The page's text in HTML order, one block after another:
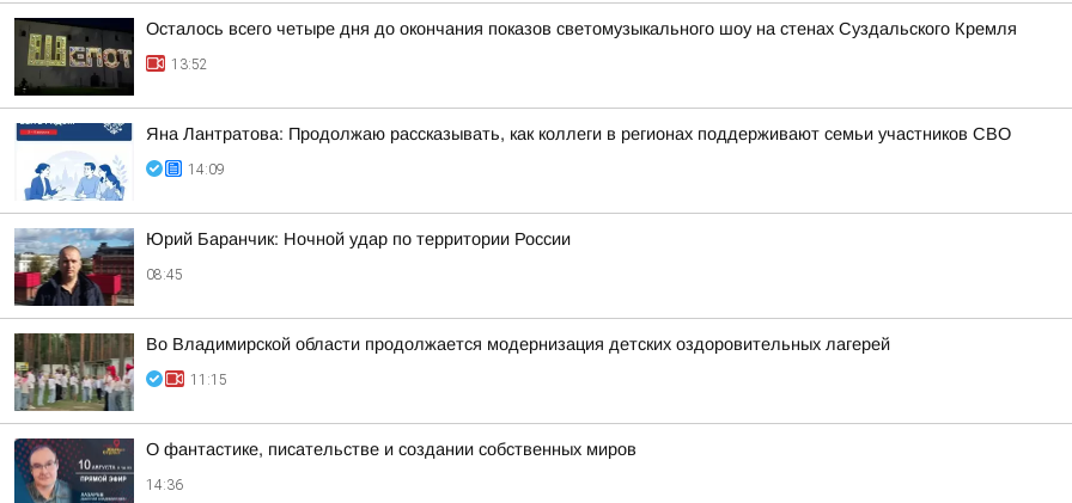
Осталось всего четыре дня до окончания показов светомузыкального шоу на стенах Суздальского Кремля
13:52
Яна Лантратова: Продолжаю рассказывать, как коллеги в регионах поддерживают семьи участников СВО
14:09
Юрий Баранчик: Ночной удар по территории России
08:45
Во Владимирской области продолжается модернизация детских оздоровительных лагерей
11:15
О фантастике, писательстве и создании собственных миров
14:36